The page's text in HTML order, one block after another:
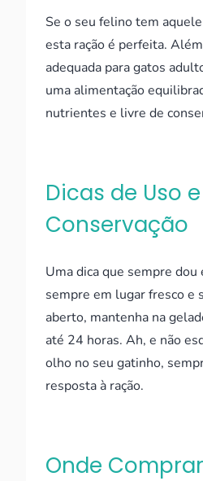
Se o seu felino tem
esta ração é perfeita.
adequada para gatos
uma alimentação
nutrientes e livre de
Dicas de Uso e
Conservação
Uma dica que sempre dou
sempre em lugar fresco e
aberto, mantenha na
até 24 horas. Ah, e não
olho no seu gatinho,
resposta à ração.
Onde